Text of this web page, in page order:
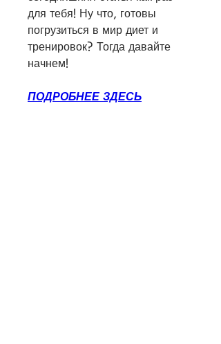
для тебя! Ну что, готовы
погрузиться в мир диет и
тренировок? Тогда давайте
начнем!
ПОДРОБНЕЕ ЗДЕСЬ